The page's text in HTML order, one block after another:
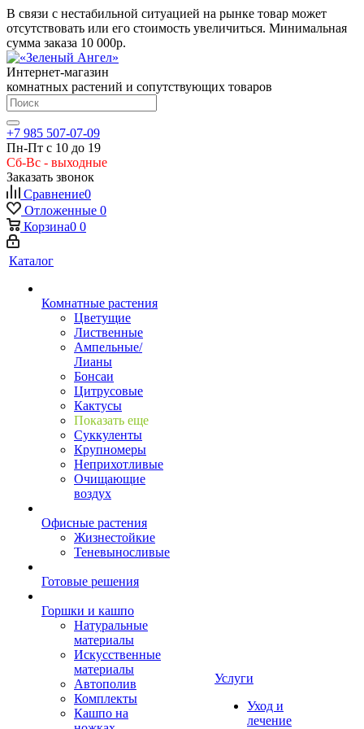
В связи с нестабильной ситуацией на рынке товар может
отсутствовать или его стоимость увеличиться. Минимальная
сумма заказа 10 000р.
Интернет-магазин
комнатных растений и сопутствующих товаров
+7 985 507-07-09
Пн-Пт с 10 до 19
Сб-Вс - выходные
Заказать звонок
Сравнение0
Отложенные 0
Корзина0 0
Каталог
Комнатные растения
Цветущие
Лиственные
Ампельные/
Лианы
Бонсаи
Цитрусовые
Кактусы
Показать еще
Суккуленты
Крупномеры
Неприхотливые
Очищающие
воздух
Офисные растения
Жизнестойкие
Теневыносливые
Готовые решения
Горшки и кашпо
Натуральные
материалы
Искусственные
материалы
Автополив
Комплекты
Кашпо на
Услуги
Уход и
лечение